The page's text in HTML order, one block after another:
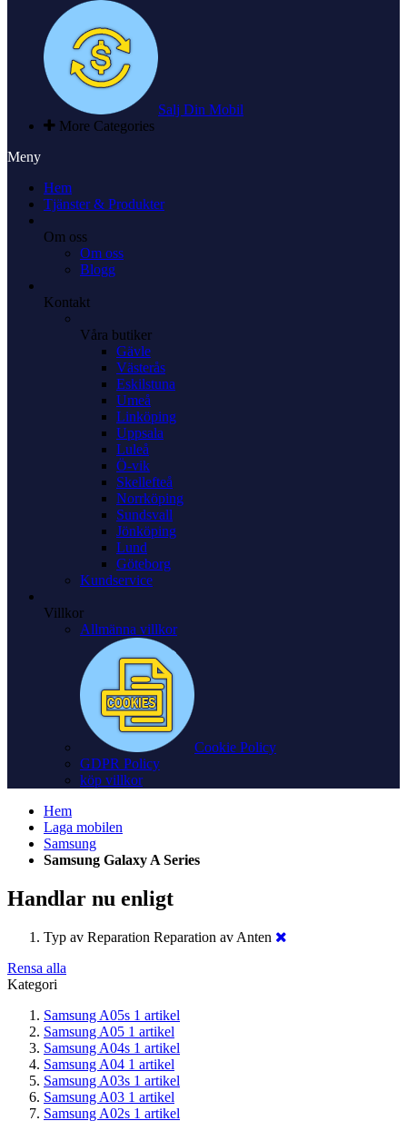
Salj Din Mobil
More Categories
Meny
Hem
Tjänster & Produkter
Om oss
Om oss
Blogg
Kontakt
Våra butiker
Gävle
Västerås
Eskilstuna
Umeå
Linköping
Uppsala
Luleå
Ö-vik
Skellefteå
Norrköping
Sundsvall
Jönköping
Lund
Göteborg
Kundservice
Villkor
Allmänna villkor
Cookie Policy
GDPR Policy
köp villkor
Hem
Laga mobilen
Samsung
Samsung Galaxy A Series
Handlar nu enligt
Typ av Reparation Reparation av Anten
Rensa alla
Kategori
Samsung A05s 1 artikel
Samsung A05 1 artikel
Samsung A04s 1 artikel
Samsung A04 1 artikel
Samsung A03s 1 artikel
Samsung A03 1 artikel
Samsung A02s 1 artikel